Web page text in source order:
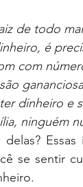
de todo
é
com
dinheiro e
ninguém
delas?
se sentir